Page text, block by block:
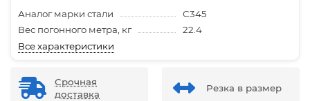
Аналог марки стали
С345
Вес погонного метра, кг
22.4
Все характеристики
Срочная
доставка
Резка в размер